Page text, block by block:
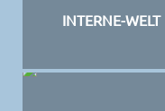
INTERNE-WELT